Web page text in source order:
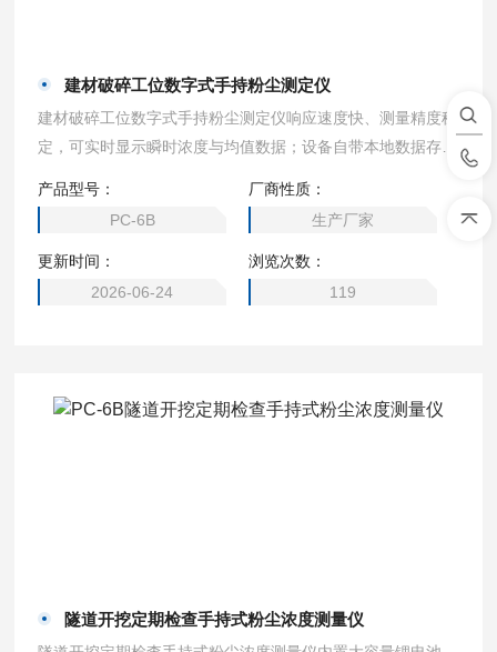
建材破碎工位数字式手持粉尘测定仪
建材破碎工位数字式手持粉尘测定仪响应速度快、测量精度稳
定，可实时显示瞬时浓度与均值数据；设备自带本地数据存
执法取证、企业台账留存有效依据；机身抗粉尘、耐高低温，
适配工地泥泞、高粉尘车间等复杂户外工况，部分版本支持防
爆配置，可用于木材、粮食、金属打磨等粉尘场景。
产品型号：
PC-6B
厂商性质：
生产厂家
更新时间：
2026-06-24
浏览次数：
119
隧道开挖定期检查手持式粉尘浓度测量仪